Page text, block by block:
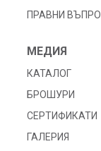
ПРАВНИ
МЕДИЯ
КАТАЛОГ
БРОШУРИ
СЕРТИФИКАТИ
ГАЛЕРИЯ